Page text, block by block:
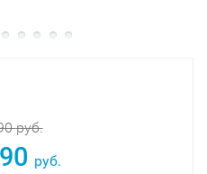
костюм Спасительницы
в стандартные
видны желтые
воздушным
джетпаком,
руб.
руб.